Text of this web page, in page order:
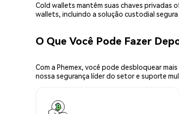
Cold wallets mantêm suas chaves privadas
wallets, incluindo a solução custodial
O Que Você Pode Fazer
Com a Phemex, você pode desbloquear
nossa segurança líder do setor e suporte